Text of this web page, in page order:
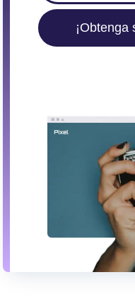
¡Obtenga